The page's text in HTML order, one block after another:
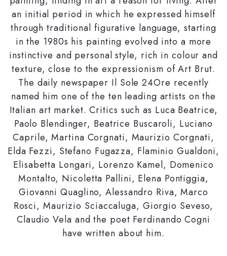
an initial period in which he expressed himself
through traditional figurative language, starting
in the 1980s his painting evolved into a more
instinctive and personal style, rich in colour and
texture, close to the expressionism of Art Brut.
The daily newspaper Il Sole 24Ore recently
named him one of the ten leading artists on the
Italian art market. Critics such as Luca Beatrice,
Paolo Blendinger, Beatrice Buscaroli, Luciano
Caprile, Martina Corgnati, Maurizio Corgnati,
Elda Fezzi, Stefano Fugazza, Flaminio Gualdoni,
Elisabetta Longari, Lorenzo Kamel, Domenico
Montalto, Nicoletta Pallini, Elena Pontiggia,
Giovanni Quaglino, Alessandro Riva, Marco
Rosci, Maurizio Sciaccaluga, Giorgio Seveso,
Claudio Vela and the poet Ferdinando Cogni
have written about him.